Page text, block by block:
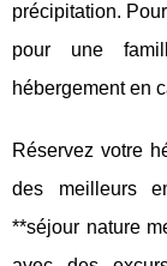
précipitation.
pour une
hébergement en
Réservez votre
des meilleurs
**séjour nature